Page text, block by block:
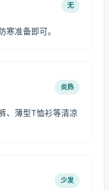
无
寒准备即可。
炎热
、薄型T恤衫等清凉
少发